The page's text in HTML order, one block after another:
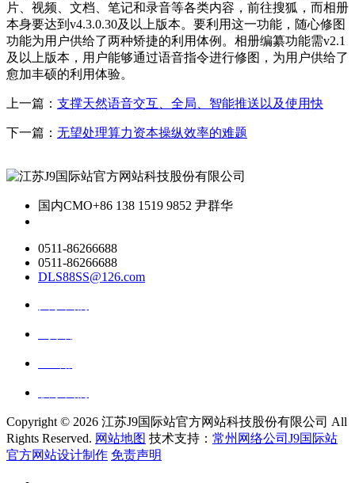
片、视频、文档、笔记和录音等各类内容，前往搜狐，而相册
本身要达到v4.3.0.30及以上版本。要利用这一功能，随心修图
功能为用户供给了两种矫捷的利用体例。相册编纂功能需v2.1
及以上版本，用户能够通过语音指令进行修图，为用户供给了
愈加丰硕的利用体验。
上一篇： 支撑天然语音交互、全局、智能推送以及使用快
下一篇： 无望处理算力资本操纵效率的难题
国内CMO+86 138 1519 9852 尹群华
0511-86266688
0511-86266688
DLS88SS@126.com
Copyright © 2026 江苏J9国际站官方网站科技股份有限公司 All
Rights Reserved. 网站地图 技术支持： 常州网络公司J9国际站
官方网站设计制作 免责声明